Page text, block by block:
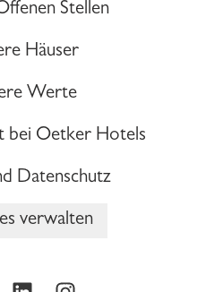
Stellen
Häuser
Werte
bei Oetker Hotels
Datenschutz
verwalten